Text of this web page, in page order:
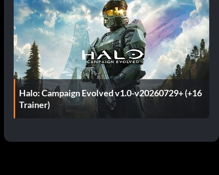
Halo: Campaign Evolved v1.0-v20260729+ (+16
Trainer)